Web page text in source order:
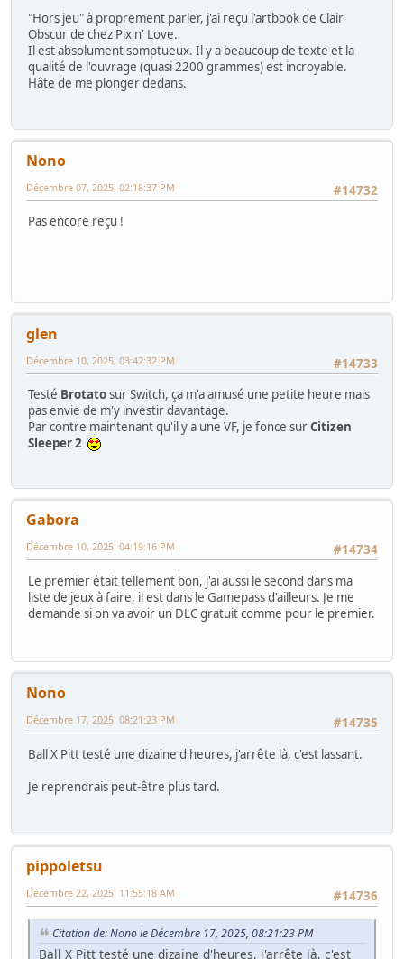
"Hors jeu" à proprement parler, j'ai reçu l'artbook de Clair
Obscur de chez Pix n' Love.
Il est absolument somptueux. Il y a beaucoup de texte et la
qualité de l'ouvrage (quasi 2200 grammes) est incroyable.
Hâte de me plonger dedans.
Nono
#14732
Décembre 07, 2025, 02:18:37 PM
Pas encore reçu !
glen
#14733
Décembre 10, 2025, 03:42:32 PM
Testé Brotatosur Switch, ça m'a amusé une petite heure mais
pas envie de m'y investir davantage.
Par contre maintenant qu'il y a une VF, je fonce surCitizen
Sleeper 2
Gabora
#14734
Décembre 10, 2025, 04:19:16 PM
Le premier était tellement bon, j'ai aussi le second dans ma
liste de jeux à faire, il est dans le Gamepass d'ailleurs. Je me
demande si on va avoir un DLC gratuit comme pour le premier.
Nono
#14735
Décembre 17, 2025, 08:21:23 PM
Ball X Pitt testé une dizaine d'heures, j'arrête là, c'est lassant.
Je reprendrais peut-être plus tard.
pippoletsu
#14736
Décembre 22, 2025, 11:55:18 AM
Citation de: Nono le Décembre 17, 2025, 08:21:23 PM
Ball X Pitt testé une dizaine d'heures, j'arrête là, c'est